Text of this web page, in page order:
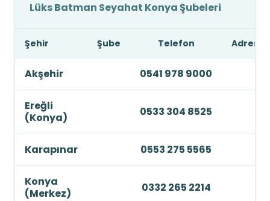
Lüks Batman Seyahat Konya Şubeleri
Şehir Şube Telefon Adres
Akşehir 0541 978 9000
Ereğli
(Konya)
0533 304 8525
Karapınar 0553 275 5565
Konya
(Merkez)
0332 265 2214